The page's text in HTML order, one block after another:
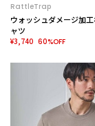
RattleTrap
ウォッシュダメージ加
ャツ
¥3,740 60%OFF